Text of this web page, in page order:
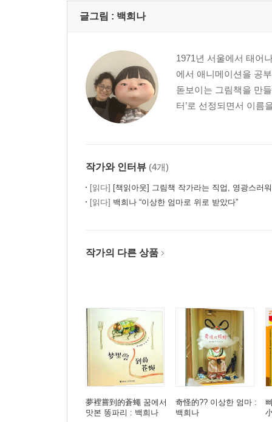
글그림 : 백희나
1971년 서울에서 태어
에서 애니메이션을 공
돋보이는 그림책을 만
터’로 선정되면서 이름
작가와 인터뷰 (4개)
[읽다] [책읽아웃] 그림책 작가라는 직업, 영광스러
[읽다] 백희나 “이상한 엄마로 위로 받았다”
작가의 다른 상품
夢裡嘗到的蒼蠅 꿈에서
맛본 똥파리 : 백희나
奇怪的?? 이상한 엄마 :
백희나